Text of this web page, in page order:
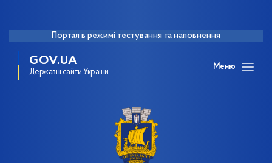
Портал в режимі тестування та наповнення
GOV.UA
Державні сайти України
Меню